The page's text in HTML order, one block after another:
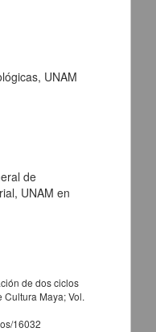
Rábago se encuentra
UNAM
de
UNAM en
de dos ciclos
Maya; Vol.
16032